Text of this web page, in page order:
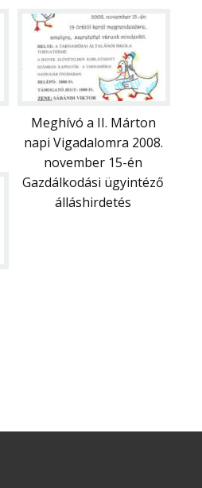
Meghívó a II. Márton
napi Vigadalomra 2008.
november 15-én
Gazdálkodási ügyintéző
álláshirdetés